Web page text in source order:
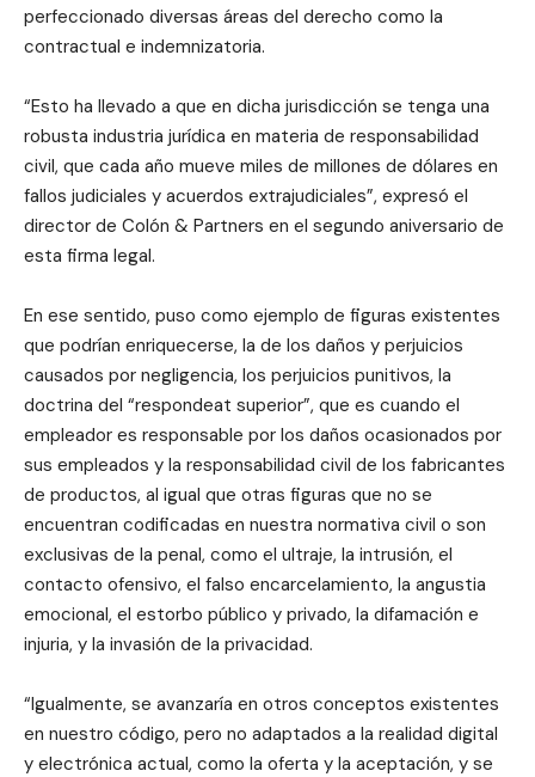
perfeccionado diversas áreas del derecho como la
contractual e indemnizatoria.
“Esto ha llevado a que en dicha jurisdicción se tenga una
robusta industria jurídica en materia de responsabilidad
civil, que cada año mueve miles de millones de dólares en
fallos judiciales y acuerdos extrajudiciales”, expresó el
director de Colón & Partners en el segundo aniversario de
esta firma legal.
En ese sentido, puso como ejemplo de figuras existentes
que podrían enriquecerse, la de los daños y perjuicios
causados por negligencia, los perjuicios punitivos, la
doctrina del “respondeat superior”, que es cuando el
empleador es responsable por los daños ocasionados por
sus empleados y la responsabilidad civil de los fabricantes
de productos, al igual que otras figuras que no se
encuentran codificadas en nuestra normativa civil o son
exclusivas de la penal, como el ultraje, la intrusión, el
contacto ofensivo, el falso encarcelamiento, la angustia
emocional, el estorbo público y privado, la difamación e
injuria, y la invasión de la privacidad.
“Igualmente, se avanzaría en otros conceptos existentes
en nuestro código, pero no adaptados a la realidad digital
y electrónica actual, como la oferta y la aceptación, y se